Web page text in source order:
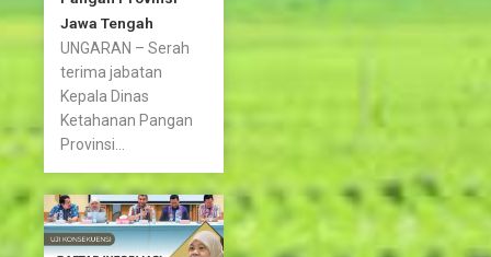
Jawa Tengah
UNGARAN – Serah
terima jabatan
Kepala Dinas
Ketahanan Pangan
Provinsi...